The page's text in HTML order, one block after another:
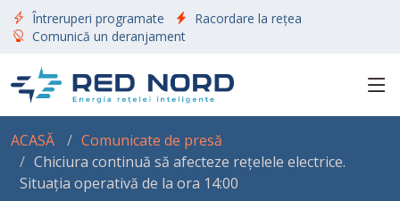
Întreruperi programate
Racordare la rețea
Comunică un deranjament
ACASĂ
Comunicate de presă
Chiciura continuă să afecteze rețelele electrice.
Situația operativă de la ora 14:00